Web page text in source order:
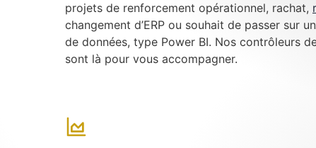
projets de renforcement opérationnel, rachat,
changement d’ERP ou souhait de passer sur
de données, type Power BI. Nos contrôleurs
sont là pour vous accompagner.